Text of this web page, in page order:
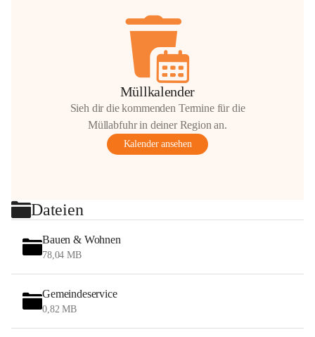
Müllkalender
Sieh dir die kommenden Termine für die
Müllabfuhr in deiner Region an.
Kalender ansehen
Dateien
Bauen & Wohnen
78,04 MB
Gemeindeservice
0,82 MB